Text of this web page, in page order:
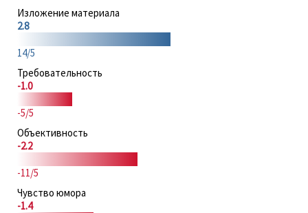
Изложение материала
2.8
14/5
Требовательность
-1.0
-5/5
Объективность
-2.2
-11/5
Чувство юмора
-1.4